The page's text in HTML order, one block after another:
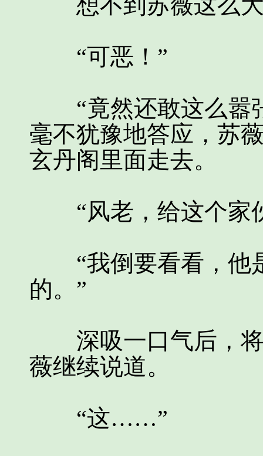
“可恶！”
“竟然还敢这么嚣
毫不犹豫地答应，苏
玄丹阁里面走去。
“风老，给这个家
“我倒要看看，他
的。”
深吸一口气后，将
薇继续说道。
“这……”